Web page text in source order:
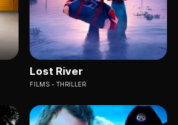
Lost River
FILMS THRILLER